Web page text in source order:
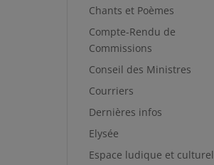
Chants et Poèmes
Compte-Rendu de
Commissions
Conseil des Ministres
Courriers
Dernières infos
Elysée
Espace ludique et culturel